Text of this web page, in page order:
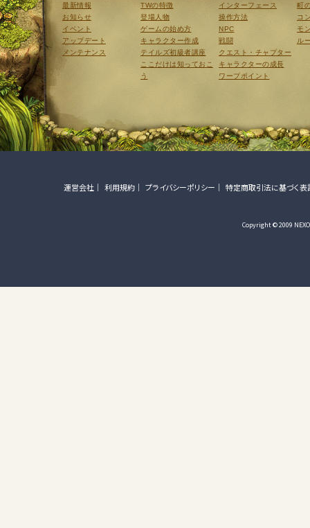
最新情報
お知らせ
イベント
アップデート
メンテナンス
TWの特徴
登場人物
ゲームの始め方
キャラクター作成
テイルズ初級者講座
ここだけは知っておこ
う
インターフェース
操作方法
NPC
戦闘
クエスト・チャプター
キャラクターの成長
ワープポイント
町
コ
モ
ル
運営会社 利用規約 プライバシーポリシー 特定商取引法に基づく表
Copyright © 2009